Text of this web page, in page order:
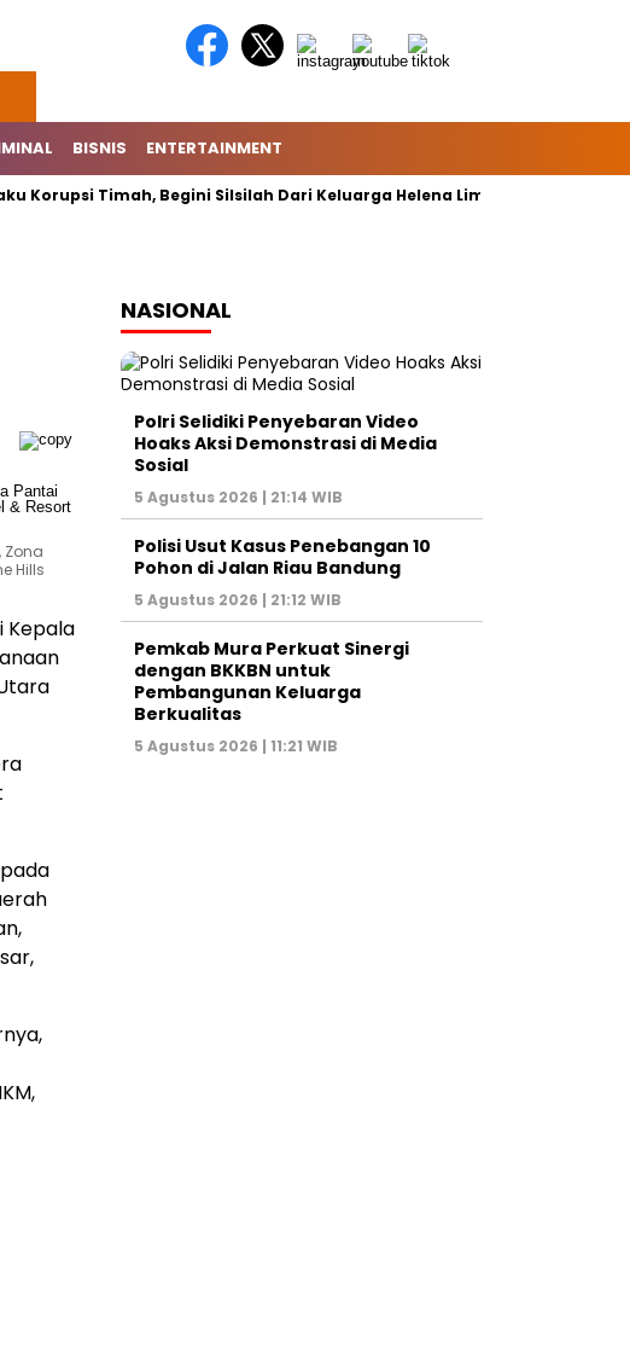
BISNIS ENTERTAINMENT
Korupsi Timah, Begini Silsilah Dari Keluarga Helena Lim
Zona
Hills
Kepala
NASIONAL
Polri Selidiki Penyebaran Video
Hoaks Aksi Demonstrasi di Media
Sosial
5 Agustus 2026 | 21:14 WIB
Polisi Usut Kasus Penebangan 10
Pohon di Jalan Riau Bandung
5 Agustus 2026 | 21:12 WIB
Pemkab Mura Perkuat Sinergi
dengan BKKBN untuk
Pembangunan Keluarga
Berkualitas
5 Agustus 2026 | 11:21 WIB